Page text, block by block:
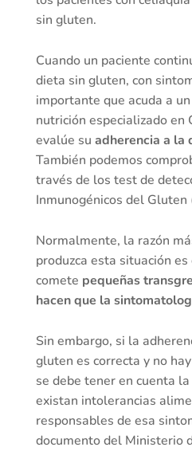
sin gluten.
Cuando un paciente
dieta sin gluten, con
importante que acuda a
nutrición especializado en
evalúe su adherencia a la
También podemos
través de los test de
Inmunogénicos del Gluten
Normalmente, la razón
produzca esta situación
comete pequeñas
hacen que la
Sin embargo, si la
gluten es correcta y no
se debe tener en cuenta
existan intolerancias
responsables de esa
documento del Ministerio